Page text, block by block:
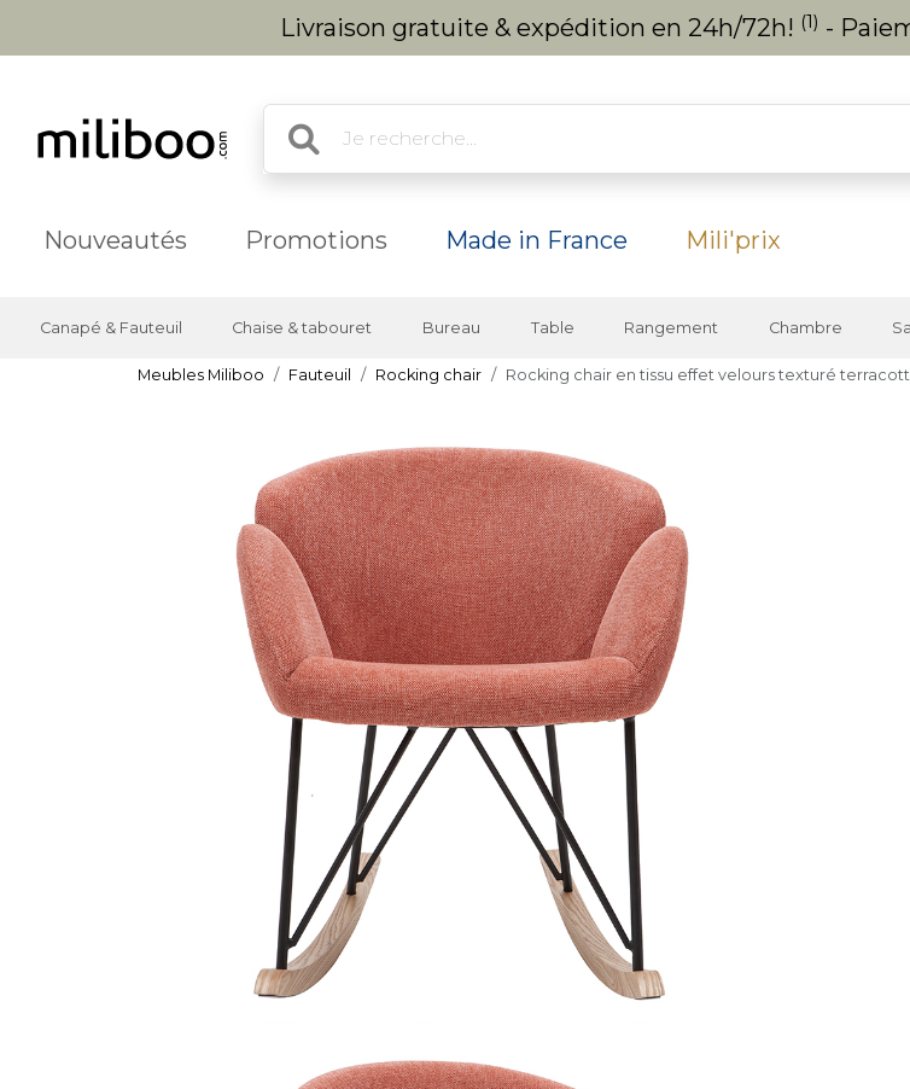
Livraison gratuite & expédition en 24h/72h! (1) -
Nouveautés Promotions Made in France Mili'prix
Canapé & Fauteuil Chaise & tabouret Bureau Table Rangement Chambre
Meubles Miliboo Fauteuil Rocking chair Rocking chair en tissu effet velours texturé